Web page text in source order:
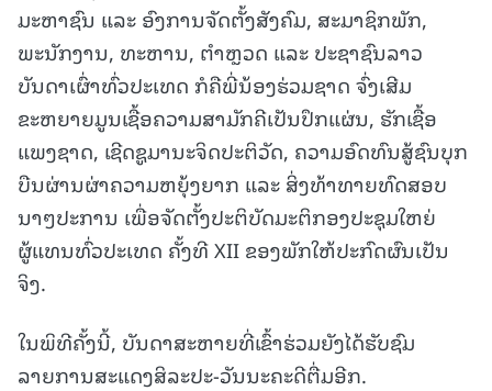
ມະຫາຊົນ ແລະ ອົງການຈັດຕັ້ງສັງຄົມ, ສະມາຊິກພັກ,
ພະນັກງານ, ທະຫານ, ຕຳຫຼວດ ແລະ ປະຊາຊົນລາວ
ບັນດາເຜົ່າທົ່ວປະເທດ ກໍຄືພີ່ນ້ອງຮ່ວມຊາດ ຈົ່ງເສີມ
ຂະຫຍາຍມູນເຊື້ອຄວາມສາມັກຄີເປັນປຶກແຜ່ນ, ຮັກເຊື້ອ
ແພງຊາດ, ເຊີດຊູມານະຈິດປະຕິວັດ, ຄວາມອົດທົນສູ້ຊົນບຸກ
ບືນຜ່ານຜ່າຄວາມຫຍຸ້ງຍາກ ແລະ ສິ່ງທ້າທາຍທົດສອບ
ນາໆປະການ ເພື່ອຈັດຕັ້ງປະຕິບັດມະຕິກອງປະຊຸມໃຫຍ່
ຜູ້ແທນທົ່ວປະເທດ ຄັ້ງທີ XII ຂອງພັກໃຫ້ປະກົດຜົນເປັນ
ຈິງ.
ໃນພິທີຄັ້ງນີ້, ບັນດາສະຫາຍທີ່ເຂົ້າຮ່ວມຍັງໄດ້ຮັບຊົມ
ລາຍການສະແດງສິລະປະ-ວັນນະຄະດີຕື່ມອີກ.